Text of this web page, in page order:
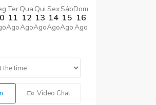
Ter
11
Ago
Qua
12
Ago
Qui
13
Ago
Sex
14
Ago
Sáb
15
Ago
Dom
16
Ago
Video Chat